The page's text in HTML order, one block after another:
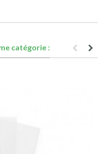
catégorie :